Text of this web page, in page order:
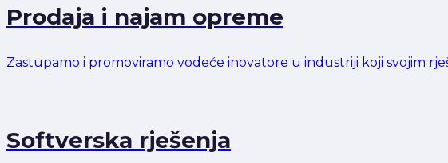
Prodaja i najam opreme
Zastupamo i promoviramo vodeće inovatore u industriji koji svojim
Softverska rješenja